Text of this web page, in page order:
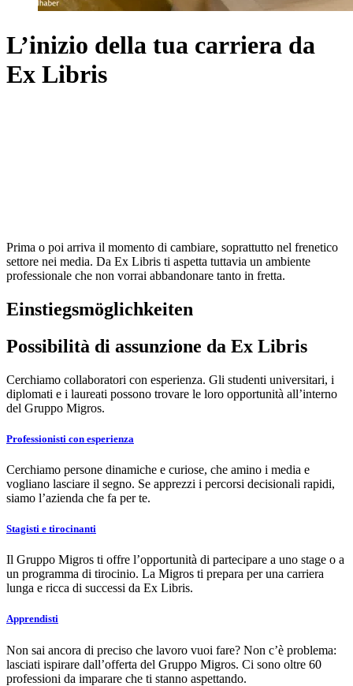
L’inizio della tua carriera da
Ex Libris
Prima o poi arriva il momento di cambiare, soprattutto nel frenetico
settore nei media. Da Ex Libris ti aspetta tuttavia un ambiente
professionale che non vorrai abbandonare tanto in fretta.
Einstiegsmöglichkeiten
Possibilità di assunzione da Ex Libris
Cerchiamo collaboratori con esperienza. Gli studenti universitari, i
diplomati e i laureati possono trovare le loro opportunità all’interno
del Gruppo Migros.
Professionisti con esperienza
Cerchiamo persone dinamiche e curiose, che amino i media e
vogliano lasciare il segno. Se apprezzi i percorsi decisionali rapidi,
siamo l’azienda che fa per te.
Stagisti e tirocinanti
Il Gruppo Migros ti offre l’opportunità di partecipare a uno stage o a
un programma di tirocinio. La Migros ti prepara per una carriera
lunga e ricca di successi da Ex Libris.
Apprendisti
Non sai ancora di preciso che lavoro vuoi fare? Non c’è problema:
lasciati ispirare dall’offerta del Gruppo Migros. Ci sono oltre 60
professioni da imparare che ti stanno aspettando.